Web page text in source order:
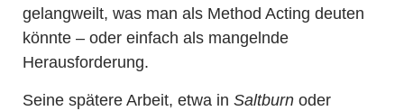
gelangweilt, was man als Method Acting deuten
könnte – oder einfach als mangelnde
Herausforderung.
Seine spätere Arbeit, etwa in Saltburn oder